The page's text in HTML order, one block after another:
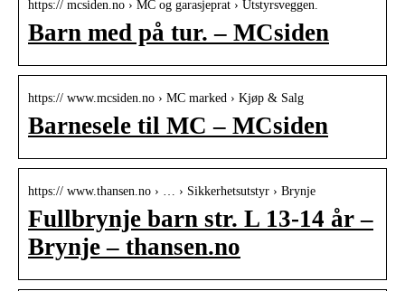
https:// mcsiden.no › MC og garasjeprat › Utstyrsveggen.
Barn med på tur. – MCsiden
https:// www.mcsiden.no › MC marked › Kjøp & Salg
Barnesele til MC – MCsiden
https:// www.thansen.no › … › Sikkerhetsutstyr › Brynje
Fullbrynje barn str. L 13-14 år –
Brynje – thansen.no